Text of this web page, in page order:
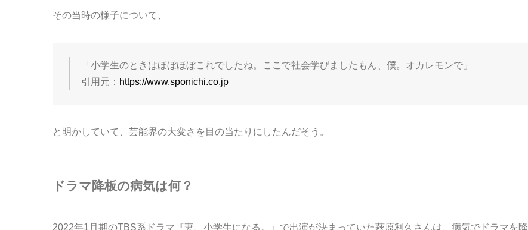
その当時の様子について、
「小学生のときはほぼほぼこれでしたね。ここで社会学びましたもん、僕。オカレモンで」
引用元： https://www.sponichi.co.jp
と明かしていて、芸能界の大変さを目の当たりにしたんだそう。
ドラマ降板の病気は何？
2022年1月期のTBS系ドラマ『妻、小学生になる。』で出演が決まっていた萩原利久さんは、病気でドラマを降